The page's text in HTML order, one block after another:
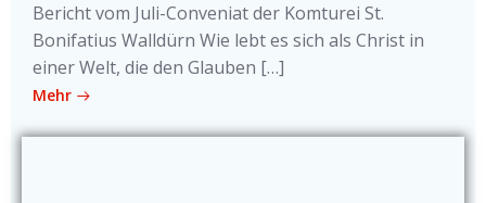
Bericht vom Juli-Conveniat der Komturei St.
Bonifatius Walldürn Wie lebt es sich als Christ in
einer Welt, die den Glauben […]
Mehr